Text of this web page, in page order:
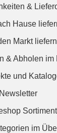
&
Hause
Markt
& Abholen im
und
Newsletter
Sortiment
im